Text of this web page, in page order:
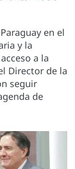
en el
y la
a la
Director de la
seguir
de